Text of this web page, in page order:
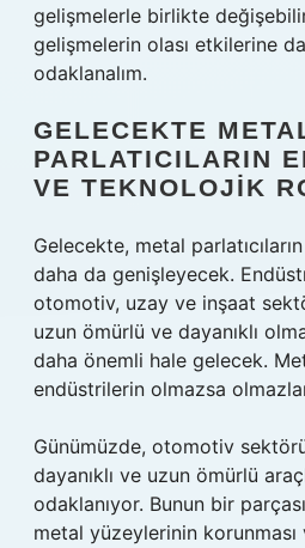
gelişmelerle birlikte
gelişmelerin olası etkilerine
odaklanalım.
GELECEKTE
PARLATICILARIN
VE TEKNOLOJIK
Gelecekte, metal
daha da genişleyecek.
otomotiv, uzay ve inşaat
uzun ömürlü ve dayanıklı
daha önemli hale gelecek.
endüstrilerin olmazsa
Günümüzde, otomotiv
dayanıklı ve uzun ömürlü
odaklanıyor. Bunun bir
metal yüzeylerinin